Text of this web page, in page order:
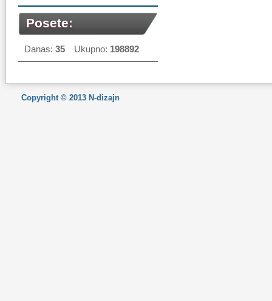
Posete:
Danas: 35 Ukupno: 198892
Copyright © 2013 N-dizajn